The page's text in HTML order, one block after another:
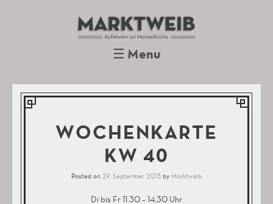
Marktweib
Oberursel
Apfelwein und Heimatküche
☰ Menu
WOCHENKARTE
KW 40
Posted on 29. September 2015 by Marktweib
Di bis Fr 11.30 – 14.30 Uhr